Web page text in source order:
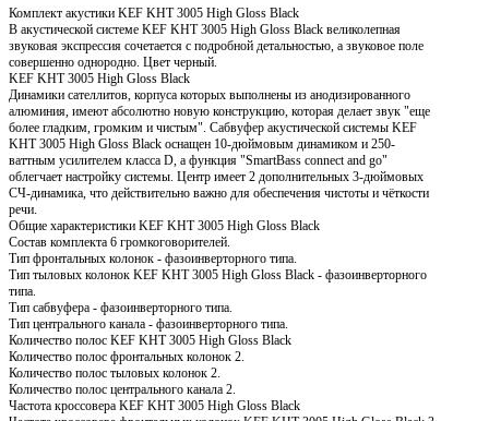
Комплект акустики KEF KHT 3005 High Gloss Black
В акустической системе KEF KHT 3005 High Gloss Black великолепная
звуковая экспрессия сочетается с подробной детальностью, а звуковое поле
совершенно однородно. Цвет черный.
KEF KHT 3005 High Gloss Black
Динамики сателлитов, корпуса которых выполнены из анодизированного
алюминия, имеют абсолютно новую конструкцию, которая делает звук "еще
более гладким, громким и чистым". Сабвуфер акустической системы KEF
KHT 3005 High Gloss Black оснащен 10-дюймовым динамиком и 250-
ваттным усилителем класса D, а функция "SmartBass connect and go"
облегчает настройку системы. Центр имеет 2 дополнительных 3-дюймовых
СЧ-динамика, что действительно важно для обеспечения чистоты и чёткости
речи.
Общие характеристики KEF KHT 3005 High Gloss Black
Состав комплекта 6 громкоговорителей.
Тип фронтальных колонок - фазоинверторного типа.
Тип тыловых колонок KEF KHT 3005 High Gloss Black - фазоинверторного
типа.
Тип сабвуфера - фазоинверторного типа.
Тип центрального канала - фазоинверторного типа.
Количество полос KEF KHT 3005 High Gloss Black
Количество полос фронтальных колонок 2.
Количество полос тыловых колонок 2.
Количество полос центрального канала 2.
Частота кроссовера KEF KHT 3005 High Gloss Black